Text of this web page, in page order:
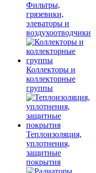
Фильтры,
грязевики,
элеваторы и
воздухоотводчики
Коллекторы и
коллекторные
группы
Теплоизоляция,
уплотнения,
защитные
покрытия